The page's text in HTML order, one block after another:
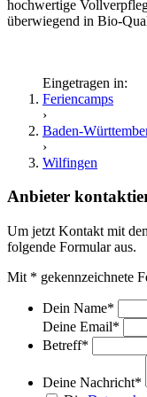
hochwertige
überwiegend in Bio-
Eingetragen in:
Feriencamps
›
Baden-
›
Wilfingen
Anbieter
Um jetzt Kontakt mit
folgende Formular aus.
Mit * gekennzeichnete
Dein Name*
Deine Email*
Betreff*
Deine Nachricht*